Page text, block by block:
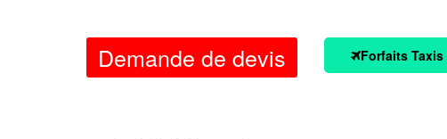
Demande de devis Forfaits